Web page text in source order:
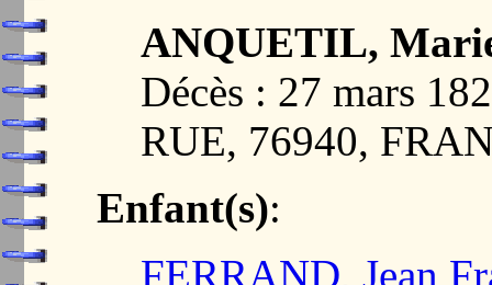
ANQUETIL,
Décès : 27 mars
RUE, 76940,
Enfant(s):
FERRAND, Jean